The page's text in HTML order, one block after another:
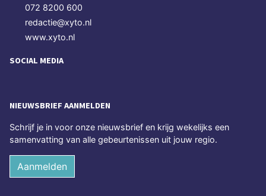
072 8200 600
redactie@xyto.nl
www.xyto.nl
SOCIAL MEDIA
NIEUWSBRIEF AANMELDEN
Schrijf je in voor onze nieuwsbrief en krijg wekelijks een
samenvatting van alle gebeurtenissen uit jouw regio.
Aanmelden